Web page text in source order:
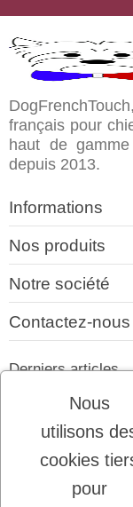
français pour
haut de
depuis 2013.
Informations
Nos produits
Notre société
Contactez-nous
Derniers articles
01/07/2026
VIANDE
22/08/2025
Nous
utilisons
cookies
pour